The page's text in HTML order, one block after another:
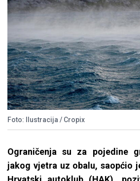
Foto: Ilustracija / Cropix
Ograničenja su za pojedine
jakog vjetra uz obalu, saopćio